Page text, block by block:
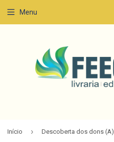
Menu
Início › Descoberta dos dons (A)